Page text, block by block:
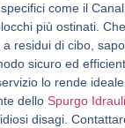
come il
più ostinati.
residui di cibo,
sicuro ed
lo rende
dello Spurgo
disagi.